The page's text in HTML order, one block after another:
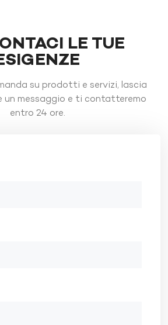
su prodotti e servizi, lascia
un messaggio e ti contatteremo
entro 24 ore.